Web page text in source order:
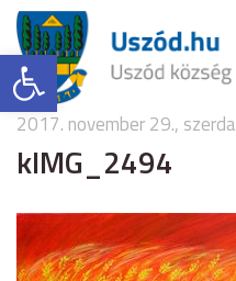
Eszköztár megnyitása
2017. november 29., szerda
kIMG_2494